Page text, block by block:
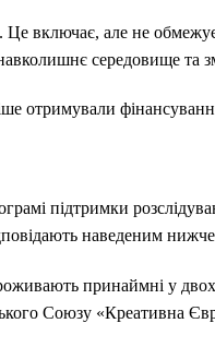
Це включає, але не
середовище та
отримували
підтримки
наведеним
принаймні у
Союзу «Креативна